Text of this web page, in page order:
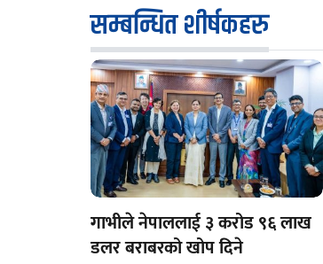
सम्बन्धित शीर्षकहरु
गाभीले नेपाललाई ३ करोड ९६ लाख
डलर बराबरको खोप दिने